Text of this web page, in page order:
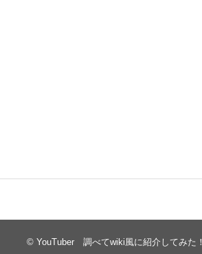
© YouTuber 調べてwiki風に紹介してみた！